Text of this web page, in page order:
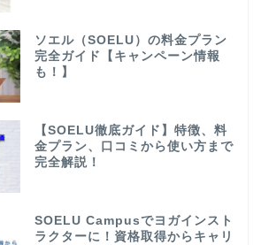
ソエル（SOELU）の料金プラン
完全ガイド【キャンペーン情報
も！】
【SOELU徹底ガイド】特徴、料
金プラン、口コミから使い方まで
完全解説！
SOELU Campusでヨガインスト
ラクターに！資格取得からキャリ